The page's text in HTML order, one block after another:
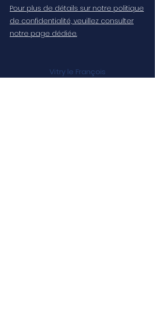
Pour plus de détails sur notre politique
de confidentialité, veuillez consulter
notre page dédiée.
Vitry le François